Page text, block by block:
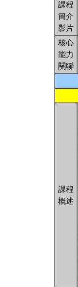
課程
簡介
影片
核心
能力
關聯
課程
概述